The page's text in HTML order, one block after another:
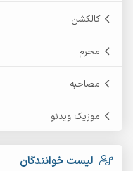
کالکشن
محرم
مصاحبه
موزیک ویدئو
لیست خوانندگان